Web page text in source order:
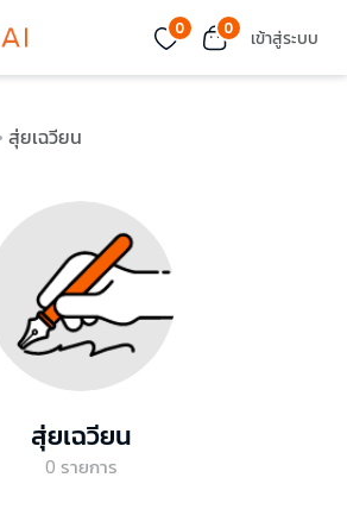
0 0 เข้าสู่ระบบ
สุ่ยเฉวียน
สุ่ยเฉวียน
0 รายการ